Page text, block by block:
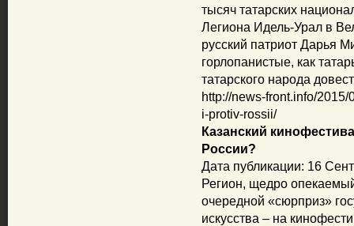
тысяч татарских
Легиона Идель-Урал в
русский патриот Дарья
горлопанистые, как
татарского народа
http://news-front.info/
i-protiv-rossii/
Казанский
России?
Дата публикации: 16
Регион, щедро
очередной «сюрприз»
искусства – на